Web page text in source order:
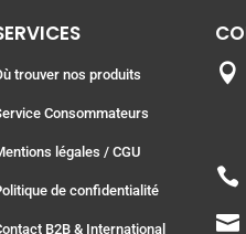
trouver nos produits
Consommateurs
légales / CGU
de confidentialité
B2B & International


